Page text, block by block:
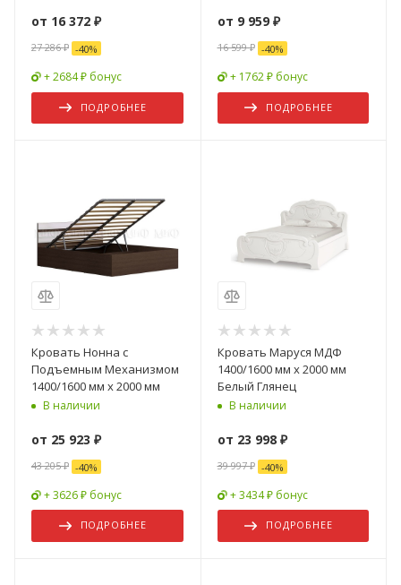
от 16 372 ₽
27 286 ₽ -40%
+ 2684 ₽ бонус
ПОДРОБНЕЕ
от 9 959 ₽
16 599 ₽ -40%
+ 1762 ₽ бонус
ПОДРОБНЕЕ
Кровать Нонна с
Подъемным Механизмом
1400/1600 мм х 2000 мм
В наличии
от 25 923 ₽
43 205 ₽ -40%
+ 3626 ₽ бонус
ПОДРОБНЕЕ
Кровать Маруся МДФ
1400/1600 мм х 2000 мм
Белый Глянец
В наличии
от 23 998 ₽
39 997 ₽ -40%
+ 3434 ₽ бонус
ПОДРОБНЕЕ